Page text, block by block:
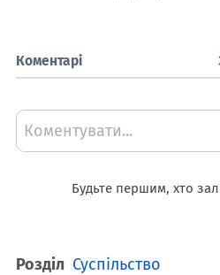
Коментарі
Коментувати...
Будьте першим, хто
Розділ Суспільство